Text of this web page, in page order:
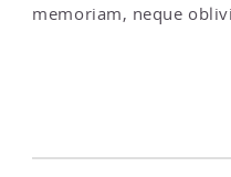
memoriam, neque